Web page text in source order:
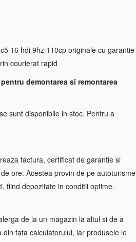
16 hdi 9hz 110cp originale cu garantie
courierat rapid
demontarea si remontarea
sunt disponibile in stoc. Pentru a
factura, certificat de garantie si
ore. Acestea provin de pe autoturisme
fiind depozitate in conditii optime.
de la un magazin la altul si de a
fata calculatorului, iar produsele le